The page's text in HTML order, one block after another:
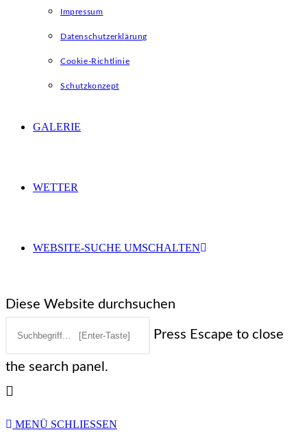
Impressum
Datenschutzerklärung
Cookie-Richtlinie
Schutzkonzept
GALERIE
WETTER
WEBSITE-SUCHE UMSCHALTEN
Diese Website durchsuchen
Press Escape to close
the search panel.
MENÜ SCHLIESSEN